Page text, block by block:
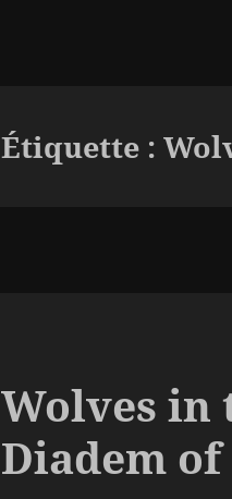
Étiquette :
Wolves in
Diadem of